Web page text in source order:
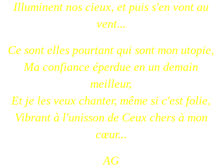
Illuminent nos cieux, et puis s'en vont au
vent...
Ce sont elles pourtant qui sont mon utopie,
Ma confiance éperdue en un demain
meilleur,
Et je les veux chanter, même si c'est folie,
Vibrant à l'unisson de Ceux chers à mon
cœur...
AG